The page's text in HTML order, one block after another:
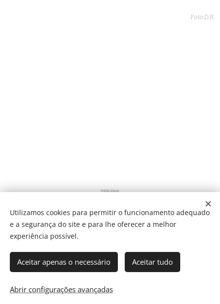
Foto:D.R.
Publicidade
Share
Director: J. Ricardo C. Coelho
Utilizamos cookies para permitir o funcionamento adequado
e a segurança do site e para lhe oferecer a melhor
experiência possível.
Aceitar apenas o necessário Aceitar tudo
Abrir configurações avançadas